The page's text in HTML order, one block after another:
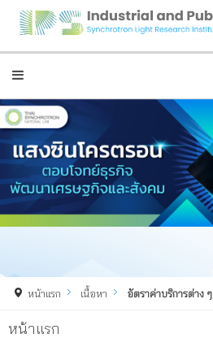
หน้าแรก เนื้อหา อัตราค่าบริการต่าง ๆ
หน้าแรก